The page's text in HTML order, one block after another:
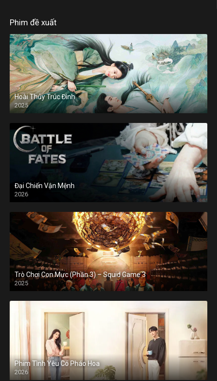
Phim đề xuất
Hoài Thủy Trúc Đình
2025
Đại Chiến Vận Mệnh
2026
Trò Chơi Con Mực (Phần 3) – Squid Game 3
2025
Phim Tình Yêu Có Pháo Hoa
2026